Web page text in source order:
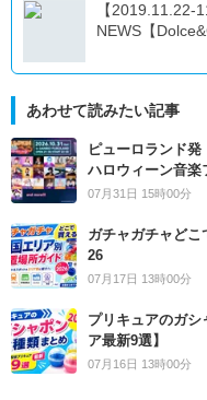
【2019.11.22-
NEWS【
あわせて読みたい記事
ピューロランド
ハロウィーン音楽
07月31日 15時00分
ガチャガチャど
26
07月17日 13時00分
プリキュアのガシ
ア最新9選】
07月16日 13時00分